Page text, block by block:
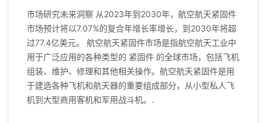
市场研究未来洞察 从2023年到2030年，航空航天紧固件
市场预计将以7.07%的复合年增长率增长，到2030年将超
过77.4亿美元。 航空航天紧固件市场是指航空航天工业中
用于广泛应用的各种类型的 紧固件 的全球市场，包括飞机
组装、维护、修理和其他相关操作。航空航天紧固件是用
于建造各种飞机和航天器的重要组成部分，从小型私人飞
机到大型商用客机和军用战斗机。.